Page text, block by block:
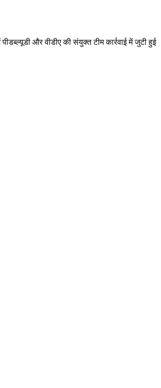
और वीडीए की संयुक्त टीम कार्रवाई में जुटी हुई